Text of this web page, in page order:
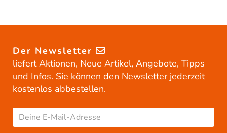
Der Newsletter
liefert Aktionen, Neue Artikel, Angebote, Tipps
und Infos. Sie können den Newsletter jederzeit
kostenlos abbestellen.